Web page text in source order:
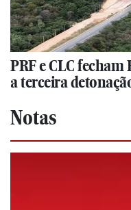
PRF e CLC
a terceira
Notas